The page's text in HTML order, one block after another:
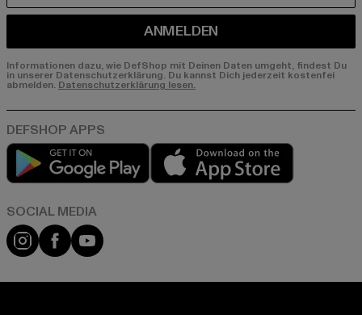
ANMELDEN
Informationen dazu, wie DefShop mit Deinen Daten umgeht, findest Du
in unserer Datenschutzerklärung. Du kannst Dich jederzeit kostenfei
abmelden. Datenschutzerklärung lesen.
Play market
Instagram
FacebookYouTube